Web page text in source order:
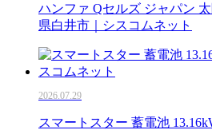
ハンファ Qセルズ ジャパン
県白井市｜シスコムネット
2026.07.29
スマートスター 蓄電池